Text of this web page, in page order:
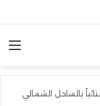
للشطرنج
بالساحل الشمالي